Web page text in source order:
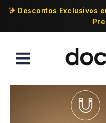
Descontos Exclusivos